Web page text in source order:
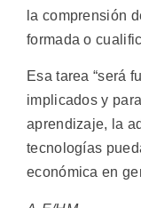
la comprensión
formada o
Esa tarea “será
implicados y
aprendizaje, la
tecnologías
económica en